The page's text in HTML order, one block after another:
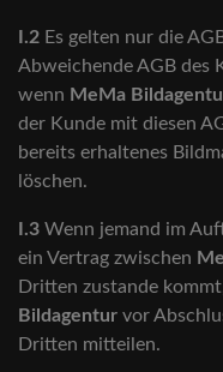
I.2 Es gelten nur die
Abweichende AGB des
wenn MeMa
der Kunde mit diesen
bereits erhaltenes
löschen.
I.3 Wenn jemand im
ein Vertrag zwischen
Dritten zustande
Bildagentur vor
Dritten mitteilen.